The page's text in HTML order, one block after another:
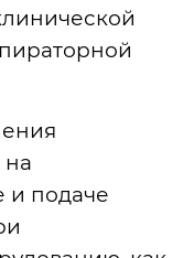
на
и подаче